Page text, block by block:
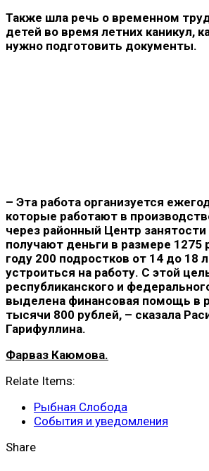
Также шла речь о временном
детей во время летних каникул,
нужно подготовить документы.
– Эта работа организуется
которые работают в
через районный Центр занятости
получают деньги в размере 1275
году 200 подростков от 14 до 18
устроиться на работу. С этой
республиканского и
выделена финансовая помощь в
тысячи 800 рублей, – сказала
Гарифуллина.
Фарваз Каюмова.
Relate Items:
Рыбная Слобода
События и уведомления
Share